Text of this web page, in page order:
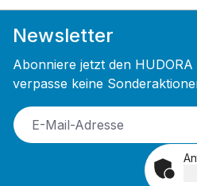
Newsletter
Abonniere jetzt den
verpasse keine